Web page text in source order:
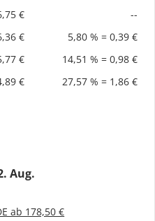
€
--
€
5,80 % = 0,39 €
€
14,51 % = 0,98 €
€ 27,57 % = 1,86 €
Aug.
ab 178,50 €